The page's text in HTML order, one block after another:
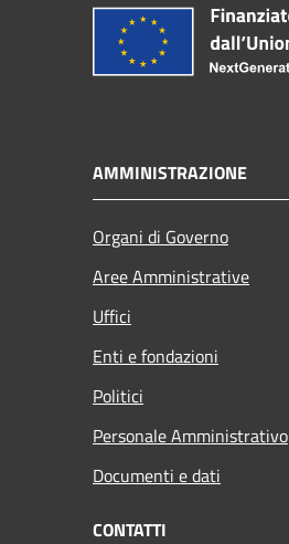
AMMINISTRAZIONE
Organi di Governo
Aree Amministrative
Uffici
Enti e fondazioni
Politici
Personale Amministrativo
Documenti e dati
CONTATTI